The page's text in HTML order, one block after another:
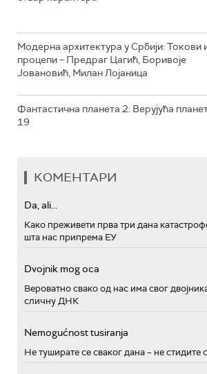
Модерна архитектура у Србији: Токови
процепи – Предраг Цагић, Боривоје
Јовановић, Милан Лојаница
Фантастична планета 2: Верујућа
19
КОМЕНТАРИ
Da, ali...
Како преживети прва три дана
шта нас припрема ЕУ
Dvojnik mog oca
Вероватно свако од нас има свог
сличну ДНК
Nemogućnost tusiranja
Не туширате се сваког дана – не стидите